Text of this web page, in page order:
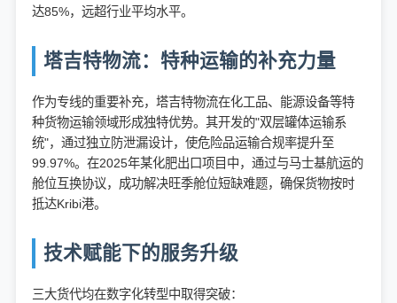
达85%，远超行业平均水平。
塔吉特物流：特种运输的补充力量
作为专线的重要补充，塔吉特物流在化工品、能源设备等特
种货物运输领域形成独特优势。其开发的"双层罐体运输系
统"，通过独立防泄漏设计，使危险品运输合规率提升至
99.97%。在2025年某化肥出口项目中，通过与马士基航运的
舱位互换协议，成功解决旺季舱位短缺难题，确保货物按时
抵达Kribi港。
技术赋能下的服务升级
三大货代均在数字化转型中取得突破：